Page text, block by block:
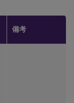
備考